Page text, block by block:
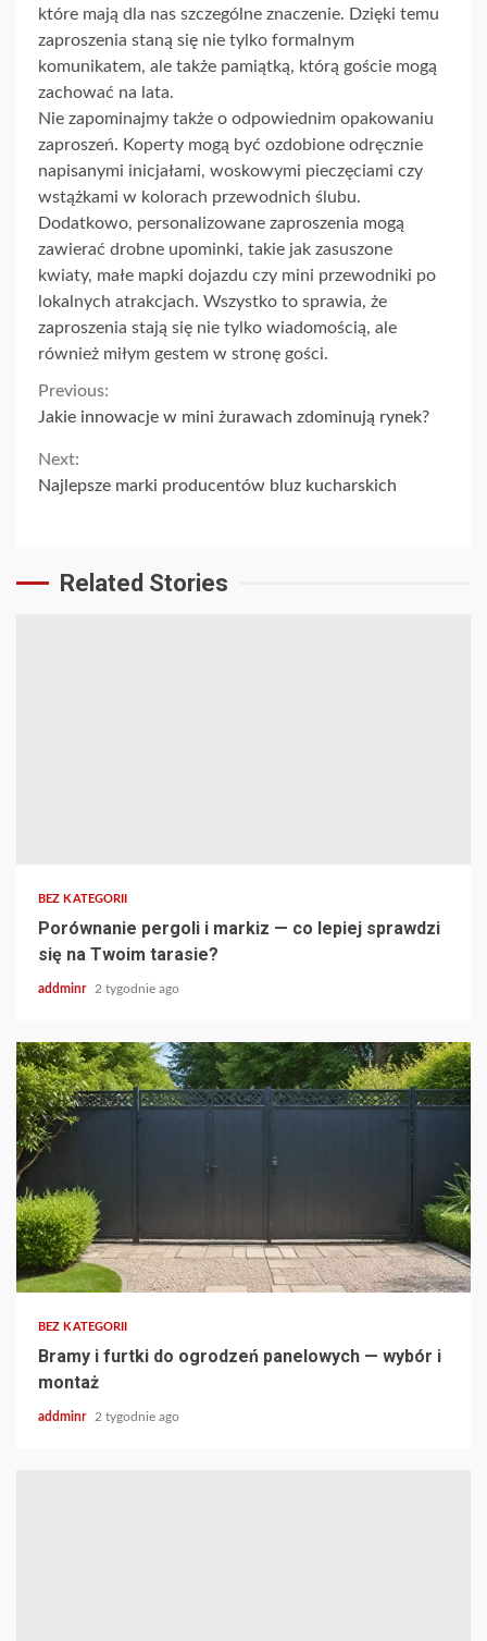
które mają dla nas szczególne znaczenie. Dzięki temu
zaproszenia staną się nie tylko formalnym
komunikatem, ale także pamiątką, którą goście mogą
zachować na lata.
Nie zapominajmy także o odpowiednim opakowaniu
zaproszeń. Koperty mogą być ozdobione odręcznie
napisanymi inicjałami, woskowymi pieczęciami czy
wstążkami w kolorach przewodnich ślubu.
Dodatkowo, personalizowane zaproszenia mogą
zawierać drobne upominki, takie jak zasuszone
kwiaty, małe mapki dojazdu czy mini przewodniki po
lokalnych atrakcjach. Wszystko to sprawia, że
zaproszenia stają się nie tylko wiadomością, ale
również miłym gestem w stronę gości.
Continue
Reading
Previous:
Jakie innowacje w mini żurawach zdominują rynek?
Next:
Najlepsze marki producentów bluz kucharskich
Related Stories
BEZ KATEGORII
Porównanie pergoli i markiz — co lepiej sprawdzi
się na Twoim tarasie?
addminr 2 tygodnie ago
BEZ KATEGORII
Bramy i furtki do ogrodzeń panelowych — wybór i
montaż
addminr 2 tygodnie ago